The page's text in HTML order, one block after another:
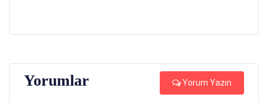
Yorumlar Yorum Yazın